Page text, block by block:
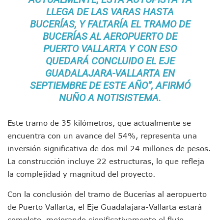
Entregan Aparato Auditivo A Don Juan Ramírez En Puerto
Juan Carlos Castro Realiza Asamblea Informativa En La
Huracán En Formación Podría Generar Oleaje Elevado En
Viajar A Puerto Vallarta Este Verano Puede Costar Hasta
Buscan Reducir Riesgos Por Cocodrilos En Playas De
Plantean “Ley Don Juanito” Al Diputado Federal Bruno
Vecinos De La Playita Reciben A Juan Carlos Castro
Asesinan En Oaxaca Al Periodista Francisco Alejandro
Detienen A Cuatro Hombres Armados En Bucerías;
Yussara Canales Pide Transparencia Sobre Nuevo
Mujeres Recorren Calles De Ixtapa Para Identificar
Bruno Blancas Convoca A Mesa De Análisis Para La
CUCosta E IMSS Nayarit Avanzan En Acuerdos Para
Playa Las Cocinas: Retiran Concesión Y Anuncian Plan De
Dr. Álvarez Zayas Dirige Plan De Salud Animal Y
“El Mayo” Zambada Es Condenado A Morir En Prisión En
Orgullo Vallartense: Zhoemí Luévanos Competirá En El
LLEGA DE LAS VARAS HASTA
BUCERÍAS, Y FALTARÍA EL TRAMO DE
BUCERÍAS AL AEROPUERTO DE
PUERTO VALLARTA Y CON ESO
QUEDARÁ CONCLUIDO EL EJE
GUADALAJARA-VALLARTA EN
SEPTIEMBRE DE ESTE AÑO”, AFIRMÓ
NUÑO A NOTISISTEMA.
Este tramo de 35 kilómetros, que actualmente se
encuentra con un avance del 54%, representa una
inversión significativa de dos mil 24 millones de pesos.
La construcción incluye 22 estructuras, lo que refleja
la complejidad y magnitud del proyecto.
Con la conclusión del tramo de Bucerías al aeropuerto
de Puerto Vallarta, el Eje Guadalajara-Vallarta estará